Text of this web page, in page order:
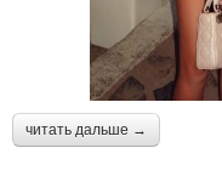
читать дальше →